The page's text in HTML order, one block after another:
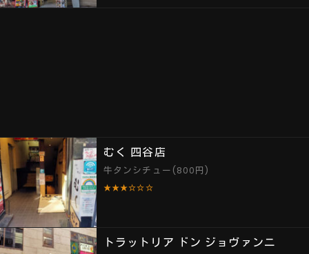
むく 四谷店
牛タンシチュー(800円)
★★★☆☆☆
トラットリア ドン ジョヴァンニ